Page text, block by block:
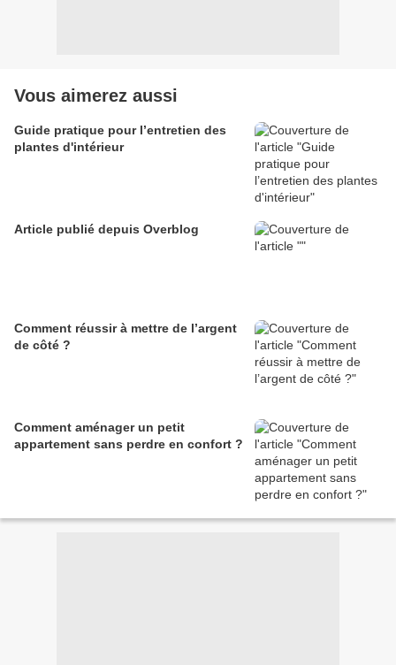
Vous aimerez aussi
Guide pratique pour l’entretien des
plantes d'intérieur
Article publié depuis Overblog
Comment réussir à mettre de l’argent
de côté ?
Comment aménager un petit
appartement sans perdre en confort ?